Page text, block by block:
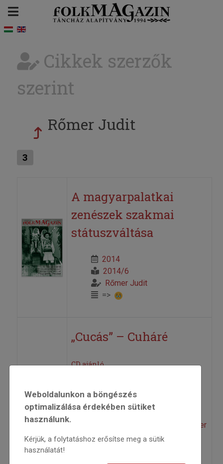
Cikkek szerzők
szerint
Rőmer Judit
3
A magyarpalatkai
zenészek szakmai
státuszváltása
2014
2014/6
Rőmer Judit
=>
„Cucás” – Cuháré
CD ajánló
2006
2006/1
Rőmer
Judit
Weboldalunkon a böngészés
optimalizálása érdekében sütiket
használunk.
Kérjük, a folytatáshoz erősítse meg a sütik
használatát!